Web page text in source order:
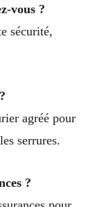
vous ?
sécurité,
agréé pour
serrures.
?